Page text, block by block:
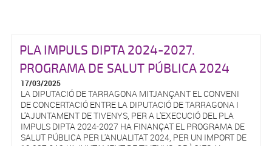
PLA IMPULS DIPTA 2024-2027.
PROGRAMA DE SALUT PÚBLICA 2024
17/03/2025
LA DIPUTACIÓ DE TARRAGONA MITJANÇANT EL CONVENI
DE CONCERTACIÓ ENTRE LA DIPUTACIÓ DE TARRAGONA I
L'AJUNTAMENT DE TIVENYS, PER A L'EXECUCIÓ DEL PLA
IMPULS DIPTA 2024-2027 HA FINANÇAT EL PROGRAMA DE
SALUT PÚBLICA PER L'ANUALITAT 2024, PER UN IMPORT DE